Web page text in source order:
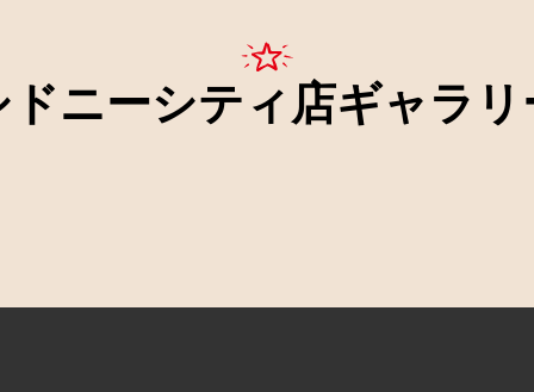
ドニーシティ店ギャラリ